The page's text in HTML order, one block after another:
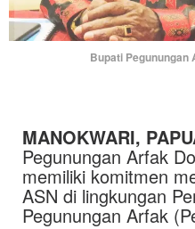
Bupati Pegunungan
MANOKWARI,
Pegunungan Arfak
memiliki komitmen
ASN di lingkungan
Pegunungan Arfak